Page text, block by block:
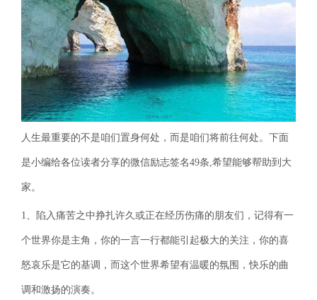
人生最重要的不是咱们置身何处，而是咱们将前往何处。下面
是小编给各位读者分享的微信励志签名49条,希望能够帮助到大
家。
1、陷入痛苦之中挣扎许久或正在经历伤痛的朋友们，记得有一
个世界你是主角，你的一言一行都能引起极大的关注，你的喜
怒哀乐是它的基调，而这个世界希望有温暖的氛围，快乐的曲
调和激扬的演奏。